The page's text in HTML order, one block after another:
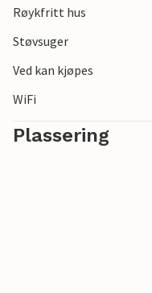
Merk: Vennligst ta med
Røykfritt hus
Støvsuger
Ved kan kjøpes
WiFi
Plassering